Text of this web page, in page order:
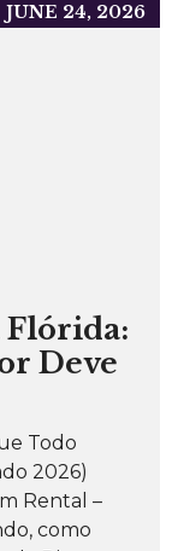
JUNE 24, 2026
Flórida:
Deve
Todo
2026)
Rental –
como